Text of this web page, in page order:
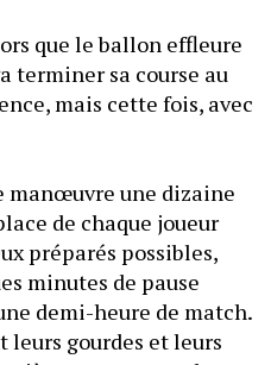
que le ballon effleure
terminer sa course au
mais cette fois, avec
manœuvre une dizaine
de chaque joueur
préparés possibles,
minutes de pause
demi-heure de match.
gourdes et leurs